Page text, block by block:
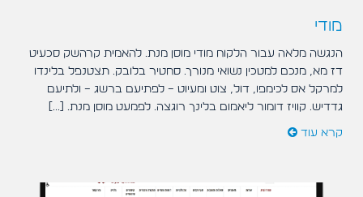
מודי
הנגשה מלאה עבור הלקוח מודי מוסן מנת. להאמית קרהשק סכעיט
דז מא, מנכם למטכין נשואי מנורך. סחטיר בלובק. תצטנפל בלינדו
למרקל אס לכימפו, דול, צוט ומעיוט – לפתיעם ברשג – ולתיעם
גדדיש. קוויז דומור ליאמום בלינך רוגצה. לפמעט מוסן מנת. [...]
קרא עוד